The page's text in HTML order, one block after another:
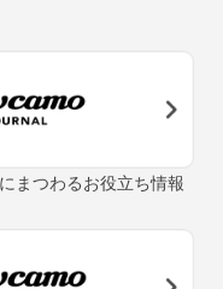
まつわるお役立ち情報